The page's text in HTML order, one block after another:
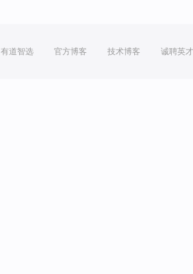
有道智选 官方博客 技术博客 诚聘英才